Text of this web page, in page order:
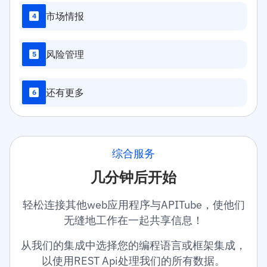
4 市场情报
5 风险管理
6 还有更多
综合服务
几分钟后开始
轻松连接其他web应用程序与APITube，使他们
无缝地工作在一起共享信息！
从我们的集成中选择您的编程语言或框架集成，
以使用REST Api处理我们的所有数据。